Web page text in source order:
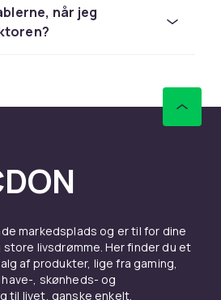
Perfekt i mindre rum eller til
og behov
som hældning,
kan du justere
mulige billede uden
af
når jeg
markedsplads og er til for dine
livsdrømme. Her finder du et
af produkter, lige fra gaming,
, skønheds- og
til livet, ganske enkelt.